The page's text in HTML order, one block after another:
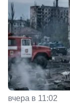
вчера в 11:02